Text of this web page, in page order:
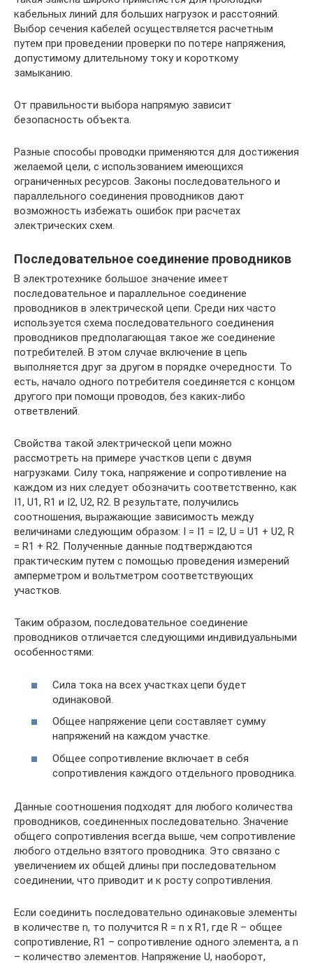
кабельных линий для больших нагрузок и расстояний.
Выбор сечения кабелей осуществляется расчетным
путем при проведении проверки по потере напряжения,
допустимому длительному току и короткому
замыканию.
От правильности выбора напрямую зависит
безопасность объекта.
Разные способы проводки применяются для достижения
желаемой цели, с использованием имеющихся
ограниченных ресурсов. Законы последовательного и
параллельного соединения проводников дают
возможность избежать ошибок при расчетах
электрических схем.
Последовательное соединение проводников
В электротехнике большое значение имеет
последовательное и параллельное соединение
проводников в электрической цепи. Среди них часто
используется схема последовательного соединения
проводников предполагающая такое же соединение
потребителей. В этом случае включение в цепь
выполняется друг за другом в порядке очередности. То
есть, начало одного потребителя соединяется с концом
другого при помощи проводов, без каких-либо
ответвлений.
Свойства такой электрической цепи можно
рассмотреть на примере участков цепи с двумя
нагрузками. Силу тока, напряжение и сопротивление на
каждом из них следует обозначить соответственно, как
I1, U1, R1 и I2, U2, R2. В результате, получились
соотношения, выражающие зависимость между
величинами следующим образом: I = I1 = I2, U = U1 + U2, R
= R1 + R2. Полученные данные подтверждаются
практическим путем с помощью проведения измерений
амперметром и вольтметром соответствующих
участков.
Таким образом, последовательное соединение
проводников отличается следующими индивидуальными
особенностями:
Сила тока на всех участках цепи будет
одинаковой.
Общее напряжение цепи составляет сумму
напряжений на каждом участке.
Общее сопротивление включает в себя
сопротивления каждого отдельного проводника.
Данные соотношения подходят для любого количества
проводников, соединенных последовательно. Значение
общего сопротивления всегда выше, чем сопротивление
любого отдельно взятого проводника. Это связано с
увеличением их общей длины при последовательном
соединении, что приводит и к росту сопротивления.
Если соединить последовательно одинаковые элементы
в количестве n, то получится R = n х R1, где R – общее
сопротивление, R1 – сопротивление одного элемента, а n
– количество элементов. Напряжение U, наоборот,